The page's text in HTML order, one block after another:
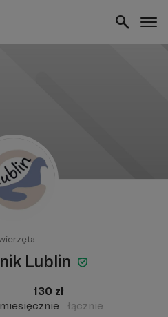
Lublin
130 zł
miesięcznie
łącznie